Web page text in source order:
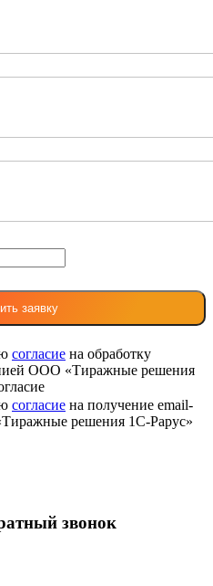
согласие на обработку
ООО «Тиражные решения
согласие на получение email-
решения 1С-Рарус»
звонок